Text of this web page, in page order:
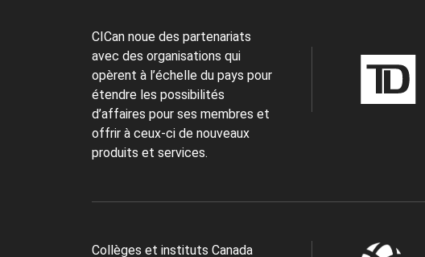
CICan noue des partenariats
avec des organisations qui
opèrent à l’échelle du pays pour
étendre les possibilités
d’affaires pour ses membres et
offrir à ceux-ci de nouveaux
produits et services.
Collèges et instituts Canada